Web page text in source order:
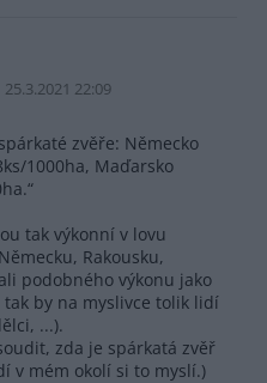
25.3.2021 22:09
zvěře: Německo
1000ha, Maďarsko
tak výkonní v lovu
Rakousku,
podobného výkonu jako
by na myslivce tolik lidí
...).
zda je spárkatá zvěř
v mém okolí si to myslí.)